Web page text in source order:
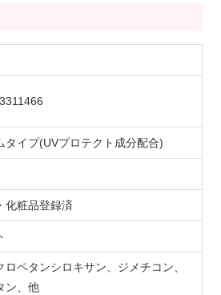
タイプ(UVプロテクト成分配合)
化粧品登録済
ロペタンシロキサン、ジメチコン、
ン、他